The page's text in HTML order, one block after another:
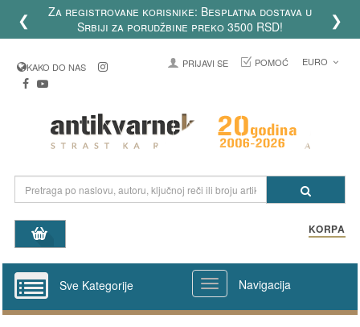
❮
Za registrovane korisnike: Besplatna dostava u
Srbiji za porudžbine preko 3500 RSD!
❯
KAKO DO NAS PRIJAVI SE POMOĆ EURO
KORPA
Sve Kategorije Navigacija